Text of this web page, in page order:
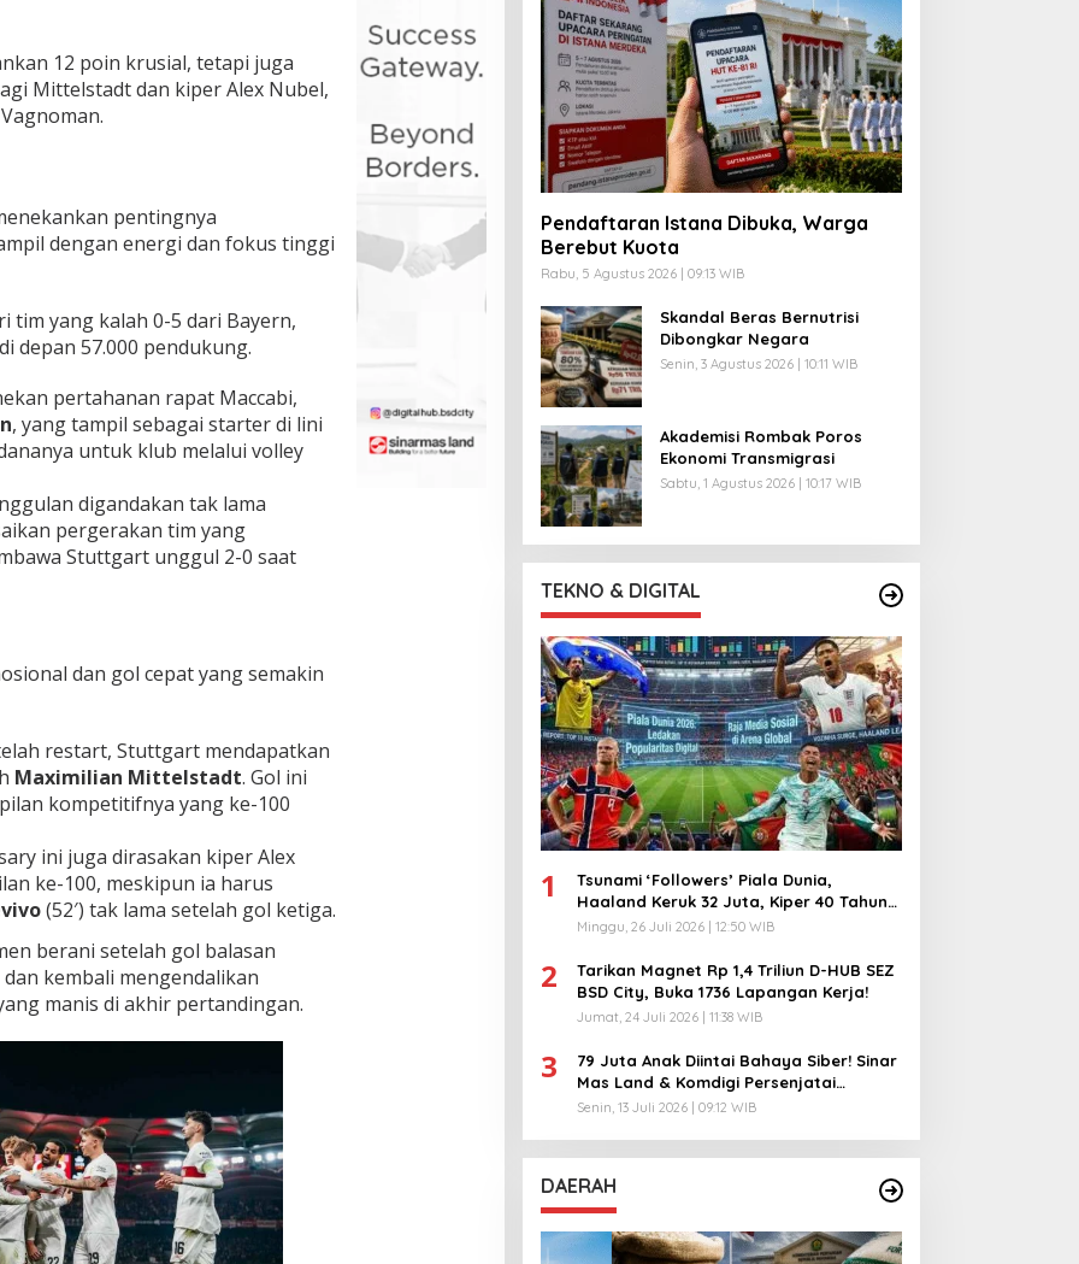
12 poin krusial, tetapi juga
Mittelstadt dan kiper Alex Nubel,
pentingnya
dengan energi dan fokus tinggi
tim yang kalah 0-5 dari Bayern,
depan 57.000 pendukung.
pertahanan rapat Maccabi,
, yang tampil sebagai starter di lini
untuk klub melalui volley
digandakan tak lama
pergerakan tim yang
Stuttgart unggul 2-0 saat
dan gol cepat yang semakin
restart, Stuttgart mendapatkan
Maximilian Mittelstadt. Gol ini
kompetitifnya yang ke-100
ini juga dirasakan kiper Alex
ke-100, meskipun ia harus
(52′) tak lama setelah gol ketiga.
berani setelah gol balasan
kembali mengendalikan
manis di akhir pertandingan.
Pendaftaran Istana Dibuka, Warga
Berebut Kuota
Rabu, 5 Agustus 2026 | 09:13 WIB
Skandal Beras Bernutrisi
Dibongkar Negara
Senin, 3 Agustus 2026 | 10:11 WIB
Akademisi Rombak Poros
Ekonomi Transmigrasi
Sabtu, 1 Agustus 2026 | 10:17 WIB
TEKNO & DIGITAL
1
Tsunami ‘Followers’ Piala Dunia,
Haaland Keruk 32 Juta, Kiper 40 Tahun
Bikin Geger!
Minggu, 26 Juli 2026 | 12:50 WIB
2
Tarikan Magnet Rp 1,4 Triliun D-HUB SEZ
BSD City, Buka 1736 Lapangan Kerja!
Jumat, 24 Juli 2026 | 11:38 WIB
3
79 Juta Anak Diintai Bahaya Siber! Sinar
Mas Land & Komdigi Persenjatai
Ratusan Guru!
Senin, 13 Juli 2026 | 09:12 WIB
DAERAH